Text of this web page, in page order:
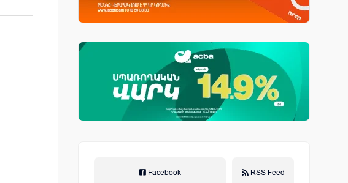
Facebook RSS Feed